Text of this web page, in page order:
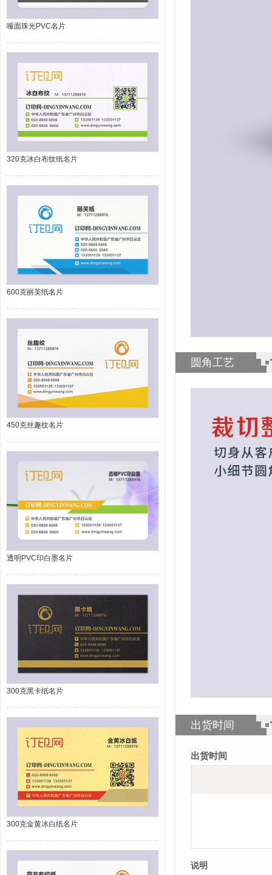
哑面珠光PVC名片
320克冰白布纹纸名片
600克丽芙纸名片
450克丝趣纹名片
透明PVC印白墨名片
300克黑卡纸名片
300克金黄冰白纸名片
圆角工艺
出货时间
出货时间
说明